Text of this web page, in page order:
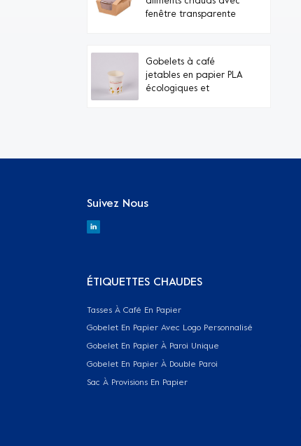
fenêtre transparente
Gobelets à café
jetables en papier PLA
écologiques et
Suivez Nous
ÉTIQUETTES CHAUDES
Tasses À Café En Papier
Gobelet En Papier Avec Logo Personnalisé
Gobelet En Papier À Paroi Unique
Gobelet En Papier À Double Paroi
Sac À Provisions En Papier